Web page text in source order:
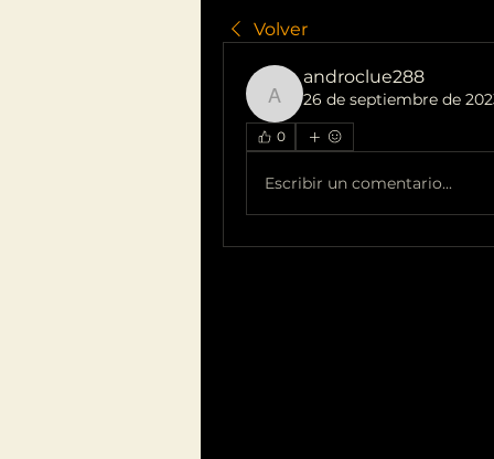
Volver
androclue288
androclue288
26 de septiembre de
0
Escribir un comentario...